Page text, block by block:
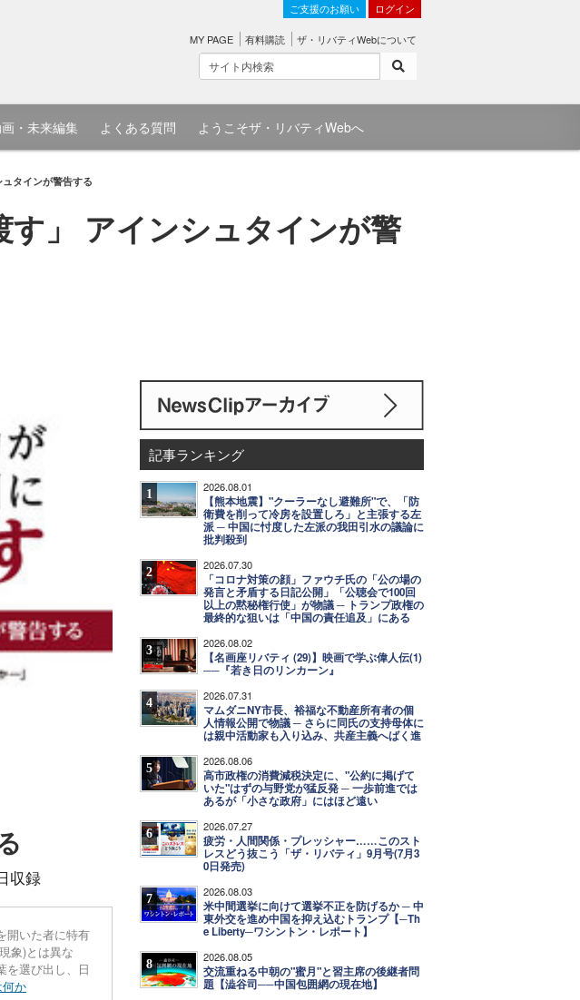
ご支援のお願い ログイン
MY PAGE 有料購読 ザ・リバティWebについて
・未来編集 よくある質問 ようこそザ・リバティWebへ
タインが警告する
す」 アインシュタインが警
収録
開いた者に特有
象)とは異な
を選び出し、日
か
記事ランキング
1 2026.08.01
【熊本地震】"クーラーなし避難所"で、「防
衛費を削って冷房を設置しろ」と主張する左
派 ─ 中国に忖度した左派の我田引水の議論に
批判殺到
2 2026.07.30
「コロナ対策の顔」ファウチ氏の「公の場の
発言と矛盾する日記公開」「公聴会で100回
以上の黙秘権行使」が物議 ─ トランプ政権の
最終的な狙いは「中国の責任追及」にある
3 2026.08.02
【名画座リバティ (29)】映画で学ぶ偉人伝(1)
──『若き日のリンカーン』
4 2026.07.31
マムダニNY市長、裕福な不動産所有者の個
人情報公開で物議 ─ さらに同氏の支持母体に
は親中活動家も入り込み、共産主義へばく進
5 2026.08.06
高市政権の消費減税決定に、"公約に掲げて
いた"はずの与野党が猛反発 ─ 一歩前進では
あるが「小さな政府」にはほど遠い
6 2026.07.27
疲労・人間関係・プレッシャー……このスト
レスどう抜こう「ザ・リバティ」9月号(7月3
0日発売)
7 2026.08.03
米中間選挙に向けて選挙不正を防げるか ─ 中
東外交を進め中国を抑え込むトランプ【─Th
e Liberty─ワシントン・レポート】
8 2026.08.05
交流重ねる中朝の"蜜月"と習主席の後継者問
題【澁谷司──中国包囲網の現在地】